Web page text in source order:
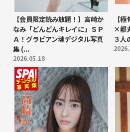
【会員限定読み放題！】高崎か
なみ「どんどんキレイに」ＳＰ
Ａ！グラビアン魂デジタル写真
集 (...
2026.05.18
【
×都
３人